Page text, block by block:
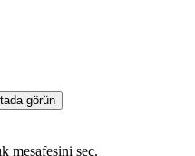
görün
mesafesini seç.